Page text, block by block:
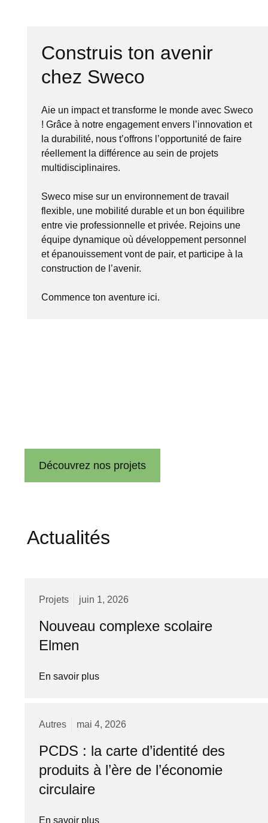
Construis ton avenir
chez Sweco
Aie un impact et transforme le monde avec Sweco
! Grâce à notre engagement envers l’innovation et
la durabilité, nous t’offrons l’opportunité de faire
réellement la différence au sein de projets
multidisciplinaires.
Sweco mise sur un environnement de travail
flexible, une mobilité durable et un bon équilibre
entre vie professionnelle et privée. Rejoins une
équipe dynamique où développement personnel
et épanouissement vont de pair, et participe à la
construction de l’avenir.
Commence ton aventure ici.
Découvrez nos projets
Actualités
Projets juin 1, 2026
Nouveau complexe scolaire
Elmen
En savoir plus
Autres mai 4, 2026
PCDS : la carte d’identité des
produits à l’ère de l’économie
circulaire
En savoir plus